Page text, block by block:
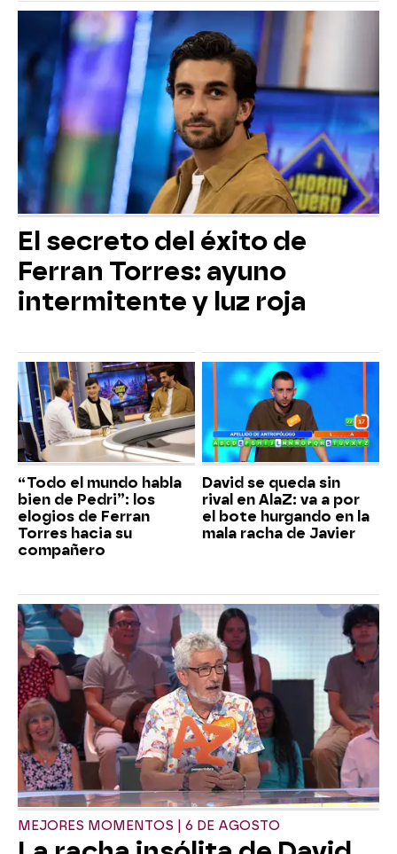
El secreto del éxito de
Ferran Torres: ayuno
intermitente y luz roja
“Todo el mundo habla
bien de Pedri”: los
elogios de Ferran
Torres hacia su
compañero
David se queda sin
rival en AlaZ: va a por
el bote hurgando en la
mala racha de Javier
MEJORES MOMENTOS | 6 DE AGOSTO